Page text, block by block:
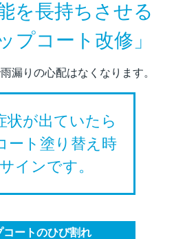
を長持ちさせる
プコート改修」
漏りの心配はなくなります。
状が出ていたら
ート塗り替え時
インです。
コートのひび割れ